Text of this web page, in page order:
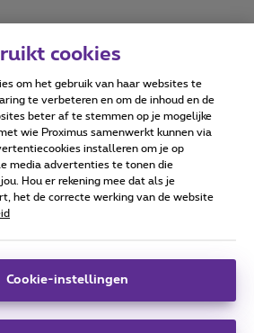
Accessibility statement
© Proximus
consumenteninfo
en wordt beheerd conform het
- B-1030 Brussel.
cookies
om het gebruik van haar websites te
te verbeteren en om de inhoud en de
beter af te stemmen op je mogelijke
wie Proximus samenwerkt kunnen via
installeren om je op
media advertenties te tonen die
Hou er rekening mee dat als je
het de correcte werking van de website
Cookie-instellingen